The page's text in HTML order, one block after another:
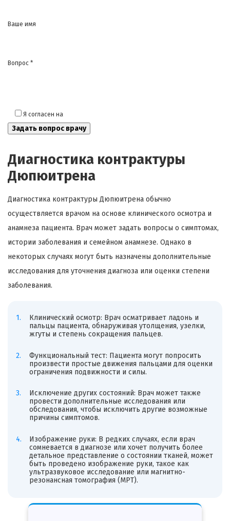
Ваше имя
Вопрос *
Я согласен на
Диагностика контрактуры
Дюпюитрена
Диагностика контрактуры Дюпюитрена обычно
осуществляется врачом на основе клинического осмотра и
анамнеза пациента. Врач может задать вопросы о симптомах,
истории заболевания и семейном анамнезе. Однако в
некоторых случаях могут быть назначены дополнительные
исследования для уточнения диагноза или оценки степени
заболевания.
Клинический осмотр: Врач осматривает ладонь и
пальцы пациента, обнаруживая утолщения, узелки,
жгуты и степень сокращения пальцев.
Функциональный тест: Пациента могут попросить
произвести простые движения пальцами для оценки
ограничения подвижности и силы.
Исключение других состояний: Врач может также
провести дополнительные исследования или
обследования, чтобы исключить другие возможные
причины симптомов.
Изображение руки: В редких случаях, если врач
сомневается в диагнозе или хочет получить более
детальное представление о состоянии тканей, может
быть проведено изображение руки, такое как
ультразвуковое исследование или магнитно-
резонансная томография (МРТ).